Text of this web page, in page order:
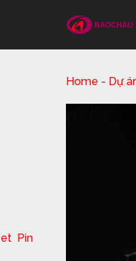
Home - Dự
Pin